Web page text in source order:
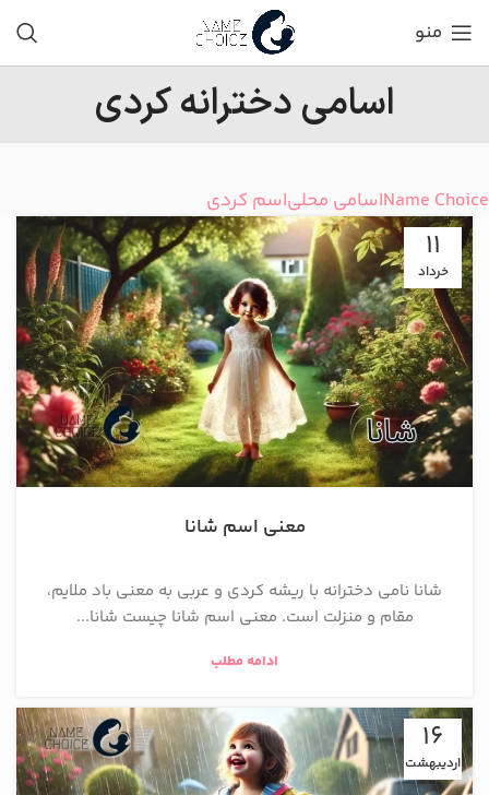
منو
اسامی دخترانه کردی
Name Choiceاسامی محلیاسم کردی
11
خرداد
معنی اسم شانا
شانا نامی دخترانه با ریشه کردی و عربی به معنی باد ملایم،
مقام و منزلت است. معنی اسم شانا چیست شانا...
ادامه مطلب
16
اردیبهشت